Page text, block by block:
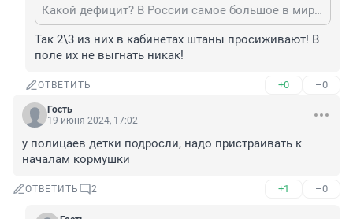
Какой дефицит? В России самое большое в мире количество полицейских на тысячу населения. Не считая остальных силовиков.
Так 2\3 из них в кабинетах штаны просиживают! В
поле их не выгнать никак!
ОТВЕТИТЬ +0 –0
Гость
19 июня 2024, 17:02
у полицаев детки подросли, надо пристраивать к
началам кормушки
ОТВЕТИТЬ 2 +1 –0